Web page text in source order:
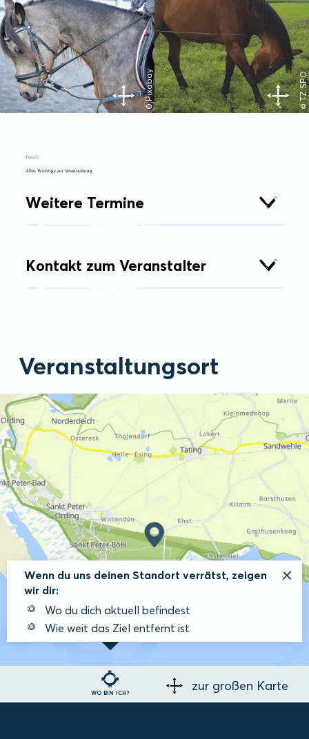
© Pixabay © TZ SPO
Details
Alles Wichtige zur Veranstaltung
Weitere Termine
Kontakt zum Veranstalter
Veranstaltungsort
WO BIN ICH?
Wenn du uns deinen Standort verrätst, zeigen
wir dir:
Wo du dich aktuell befindest
Wie weit das Ziel entfernt ist
zur großen Karte